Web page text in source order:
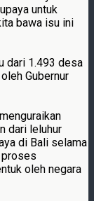
untuk
bawa isu ini
dari 1.493 desa
Gubernur
dari leluhur
di Bali selama
proses
oleh negara